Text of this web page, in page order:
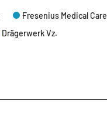
Fresenius Medical Care
Drägerwerk Vz.